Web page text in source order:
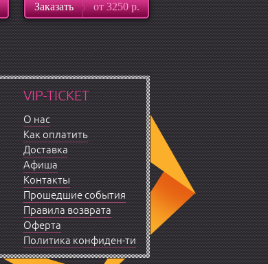
Заказать от 3250 р.
VIP-TICKET
О нас
Как оплатить
Доставка
Афиша
Контакты
Прошедшие события
Правила возврата
Оферта
Политика конфиден-ти